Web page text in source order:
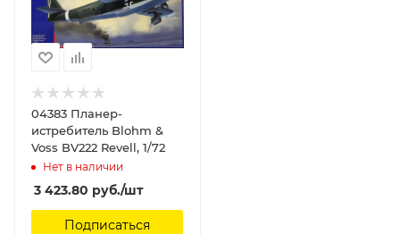
04383 Планер-
истребитель Blohm &
Voss BV222 Revell, 1/72
Нет в наличии
3 423.80 руб./шт
Подписаться